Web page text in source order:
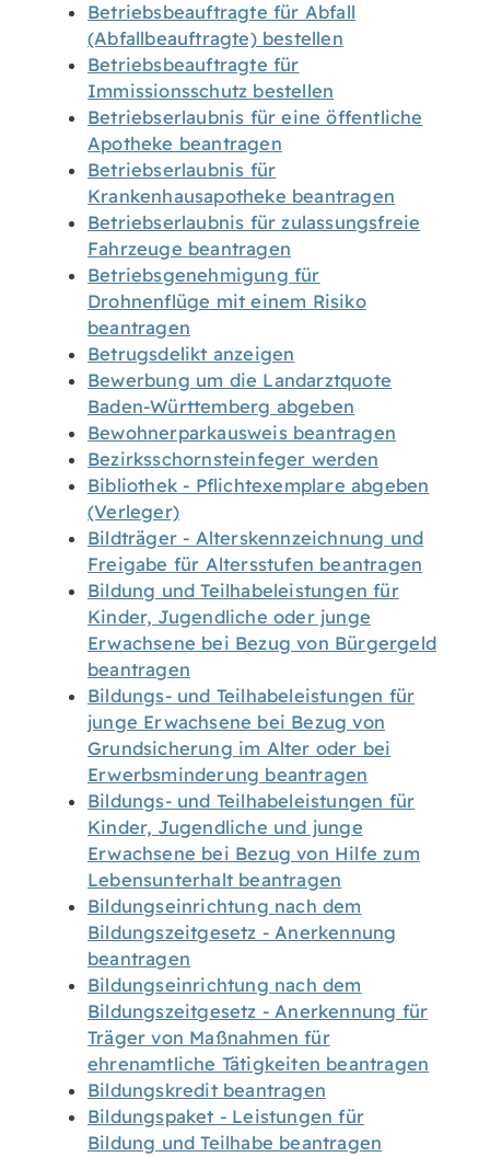
Betriebsbeauftragte für Abfall
(Abfallbeauftragte) bestellen
Betriebsbeauftragte für
Immissionsschutz bestellen
Betriebserlaubnis für eine öffentliche
Apotheke beantragen
Betriebserlaubnis für
Krankenhausapotheke beantragen
Betriebserlaubnis für zulassungsfreie
Fahrzeuge beantragen
Betriebsgenehmigung für
Drohnenflüge mit einem Risiko
beantragen
Betrugsdelikt anzeigen
Bewerbung um die Landarztquote
Baden-Württemberg abgeben
Bewohnerparkausweis beantragen
Bezirksschornsteinfeger werden
Bibliothek - Pflichtexemplare abgeben
(Verleger)
Bildträger - Alterskennzeichnung und
Freigabe für Altersstufen beantragen
Bildung und Teilhabeleistungen für
Kinder, Jugendliche oder junge
Erwachsene bei Bezug von Bürgergeld
beantragen
Bildungs- und Teilhabeleistungen für
junge Erwachsene bei Bezug von
Grundsicherung im Alter oder bei
Erwerbsminderung beantragen
Bildungs- und Teilhabeleistungen für
Kinder, Jugendliche und junge
Erwachsene bei Bezug von Hilfe zum
Lebensunterhalt beantragen
Bildungseinrichtung nach dem
Bildungszeitgesetz - Anerkennung
beantragen
Bildungseinrichtung nach dem
Bildungszeitgesetz - Anerkennung für
Träger von Maßnahmen für
ehrenamtliche Tätigkeiten beantragen
Bildungskredit beantragen
Bildungspaket - Leistungen für
Bildung und Teilhabe beantragen